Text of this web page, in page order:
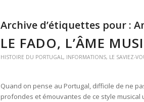
Archive d’étiquettes pour :
LE FADO, L’ÂME
HISTOIRE DU PORTUGAL, INFORMATIONS, LE SAVIEZ-
Quand on pense au Portugal, difficile de ne
profondes et émouvantes de ce style musical